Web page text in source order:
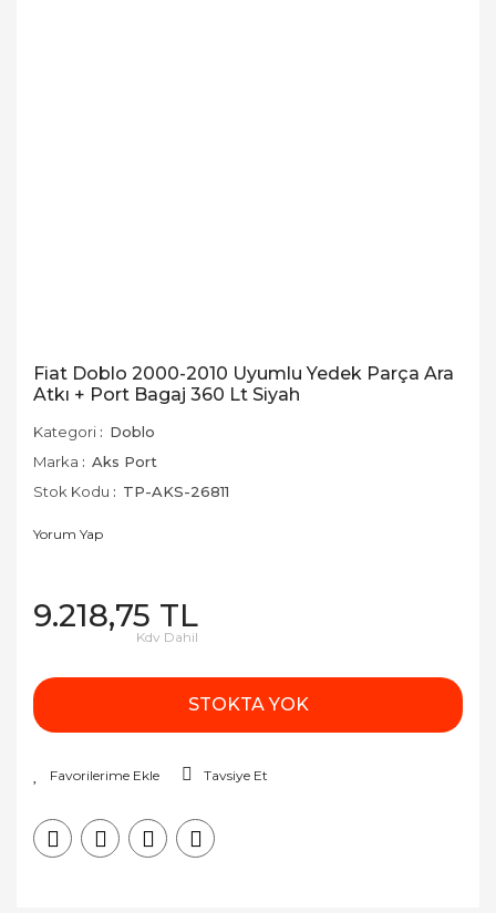
Fiat Doblo 2000-2010 Uyumlu Yedek Parça Ara
Atkı + Port Bagaj 360 Lt Siyah
Kategori
Doblo
Marka
Aks Port
Stok Kodu
TP-AKS-26811
Yorum Yap
9.218,75 TL
Kdv Dahil
STOKTA YOK
Tavsiye Et